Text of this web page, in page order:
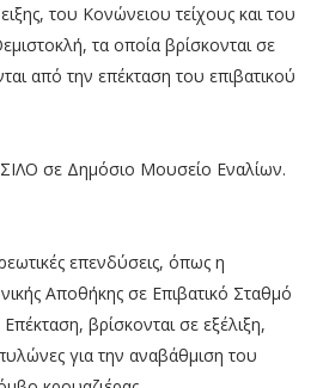
του Κονώνειου τείχους και του
τα οποία βρίσκονται σε
από την επέκταση του επιβατικού
σε Δημόσιο Μουσείο Εναλίων.
επενδύσεις, όπως η
Αποθήκης σε Επιβατικό Σταθμό
βρίσκονται σε εξέλιξη,
για την αναβάθμιση του